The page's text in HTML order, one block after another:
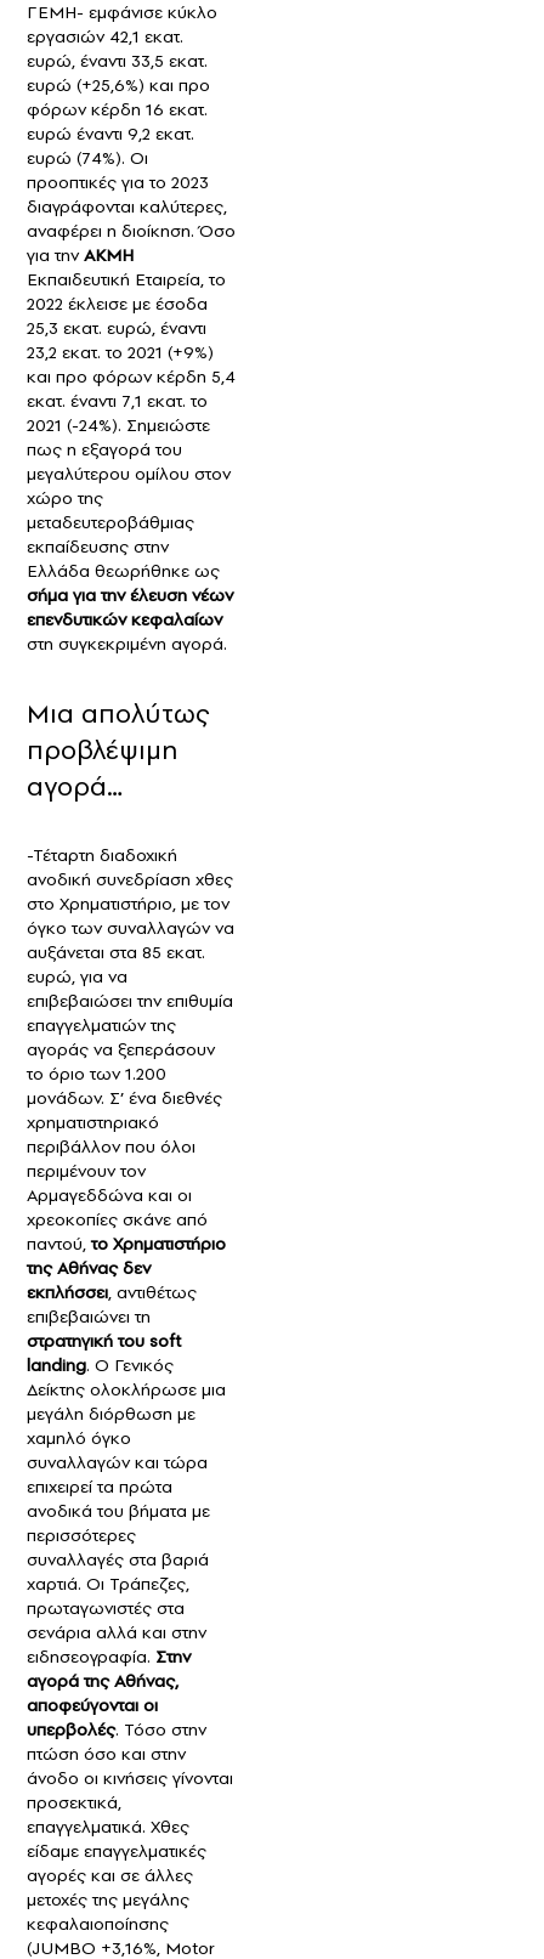
ΓΕΜΗ- εμφάνισε κύκλο
εργασιών 42,1 εκατ.
ευρώ, έναντι 33,5 εκατ.
ευρώ (+25,6%) και προ
φόρων κέρδη 16 εκατ.
ευρώ έναντι 9,2 εκατ.
ευρώ (74%). Οι
προοπτικές για το 2023
διαγράφονται καλύτερες,
αναφέρει η διοίκηση. Όσο
για τηνΑΚΜΗ
Εκπαιδευτική Εταιρεία, το
2022 έκλεισε με έσοδα
25,3 εκατ. ευρώ, έναντι
23,2 εκατ. το 2021 (+9%)
και προ φόρων κέρδη 5,4
εκατ. έναντι 7,1 εκατ. το
2021 (-24%). Σημειώστε
πως η εξαγορά του
μεγαλύτερου ομίλου στον
χώρο της
μεταδευτεροβάθμιας
εκπαίδευσης στην
Ελλάδα θεωρήθηκε ως
σήμα για την έλευση νέων
επενδυτικών κεφαλαίων
στη συγκεκριμένη αγορά.
Μια απολύτως
προβλέψιμη
αγορά…
-Τέταρτη διαδοχική
ανοδική συνεδρίαση χθες
στο Χρηματιστήριο, με τον
όγκο των συναλλαγών να
αυξάνεται στα 85 εκατ.
ευρώ, για να
επιβεβαιώσει την επιθυμία
επαγγελματιών της
αγοράς να ξεπεράσουν
το όριο των 1.200
μονάδων. Σ’ ένα διεθνές
χρηματιστηριακό
περιβάλλον που όλοι
περιμένουν τον
Αρμαγεδδώνα και οι
χρεοκοπίες σκάνε από
παντού,το Χρηματιστήριο
της Αθήνας δεν
εκπλήσσει, αντιθέτως
επιβεβαιώνει τη
στρατηγική του soft
landing. Ο Γενικός
Δείκτης ολοκλήρωσε μια
μεγάλη διόρθωση με
χαμηλό όγκο
συναλλαγών και τώρα
επιχειρεί τα πρώτα
ανοδικά του βήματα με
περισσότερες
συναλλαγές στα βαριά
χαρτιά. Οι Τράπεζες,
πρωταγωνιστές στα
σενάρια αλλά και στην
ειδησεογραφία. Στην
αγορά της Αθήνας,
αποφεύγονται οι
υπερβολές. Τόσο στην
πτώση όσο και στην
άνοδο οι κινήσεις γίνονται
προσεκτικά,
επαγγελματικά. Χθες
είδαμε επαγγελματικές
αγορές και σε άλλες
μετοχές της μεγάλης
κεφαλαιοποίησης
(JUMBO +3,16%, Μotor